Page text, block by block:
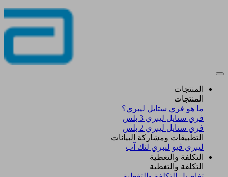
المنتجات
المنتجات
ما هو فري ستايل ليبري؟
فري ستايل ليبري 3 بلس​
فري ستايل ليبري 2 بلس​
التطبيقات ومشاركة البيانات
ليبري ڤيو ليبري لنك آب
التكلفة والتغطية
التكلفة والتغطية